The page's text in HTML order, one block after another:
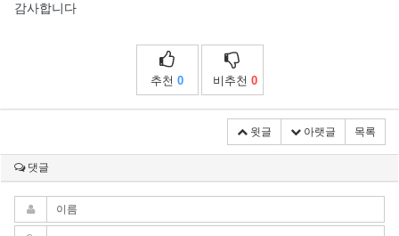
감사합니다
추천 0 비추천 0
윗글 아랫글 목록
댓글